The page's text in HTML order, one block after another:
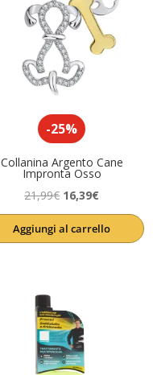
-25%
Collanina Argento Cane
Impronta Osso
21,99€ Il
prezzo
originale
16,39€Il
prezzo
attuale
Aggiungi al carrello